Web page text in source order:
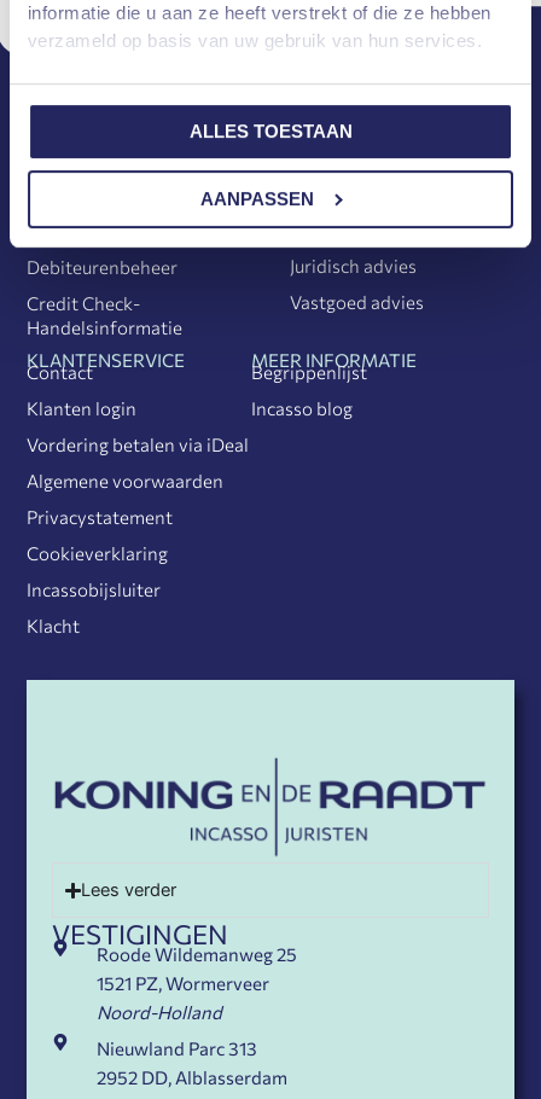
informatie die u aan ze heeft verstrekt of die ze hebben
verzameld op basis van uw gebruik van hun services.
ALLES TOESTAAN
AANPASSEN
INCASSO DIENSTEN
Incasso
Huurincasso
Debiteurenbeheer
Credit Check-
Handelsinformatie
JURIDISCHE DIENSTEN
Huurrecht
Executierecht
Ondernemingsrecht
Juridisch advies
Vastgoed advies
KLANTENSERVICE
Contact
Klanten login
Vordering betalen via iDeal
Algemene voorwaarden
Privacystatement
Cookieverklaring
Incassobijsluiter
Klacht
MEER INFORMATIE
Begrippenlijst
Incasso blog
Lees verder
VESTIGINGEN
Roode Wildemanweg 25
1521 PZ, Wormerveer
Noord-Holland
Nieuwland Parc 313
2952 DD, Alblasserdam